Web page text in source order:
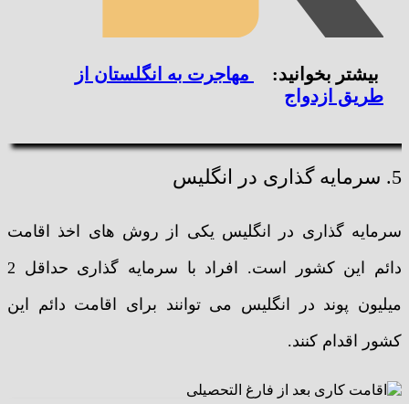
بیشتر بخوانید:
مهاجرت به انگلستان از
طریق ازدواج
5. سرمایه گذاری در انگلیس
سرمایه گذاری در انگلیس یکی از روش های اخذ اقامت
دائم این کشور است. افراد با سرمایه گذاری حداقل 2
میلیون پوند در انگلیس می توانند برای اقامت دائم این
کشور اقدام کنند.